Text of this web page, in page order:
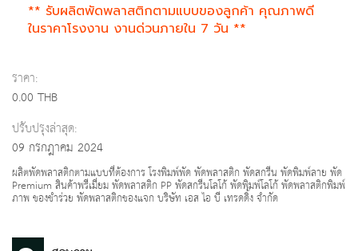
** รับผลิตพัดพลาสติกตามแบบของลูกค้า คุณภาพดี
ในราคาโรงงาน งานด่วนภายใน 7 วัน **
ราคา:
0.00 THB
ปรับปรุงล่าสุด:
09 กรกฎาคม 2024
ผลิตพัดพลาสติกตามแบบที่ต้องการ โรงพิมพ์พัด พัดพลาสติก พัดสกรีน พัดพิมพ์ลาย พัด
Premium สินค้าพรีเมี่ยม พัดพลาสติก PP พัดสกรีนโลโก้ พัดพิมพ์โลโก้ พัดพลาสติกพิมพ์
ภาพ ของชำร่วย พัดพลาสติกของแจก บริษัท เอส ไอ บี เทรดดิ้ง จำกัด